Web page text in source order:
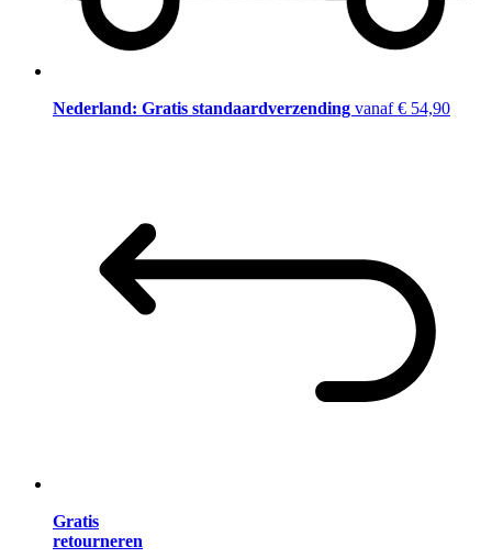
Nederland: Gratis standaardverzending vanaf € 54,90
Gratis
retourneren